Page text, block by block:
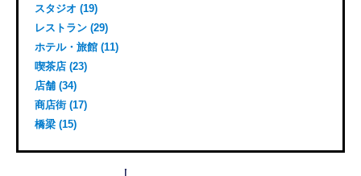
スタジオ (19)
レストラン (29)
ホテル・旅館 (11)
喫茶店 (23)
店舗 (34)
商店街 (17)
橋梁 (15)